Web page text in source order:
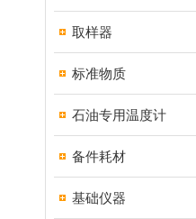
取样器
标准物质
石油专用温度计
备件耗材
基础仪器